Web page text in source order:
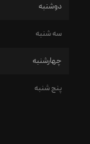
دوشنبه
سه شنبه
چهارشنبه
پنج شنبه